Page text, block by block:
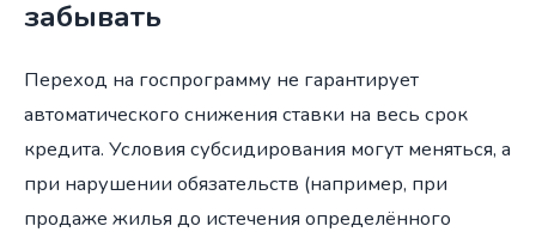
забывать
Переход на госпрограмму не гарантирует
автоматического снижения ставки на весь срок
кредита. Условия субсидирования могут меняться, а
при нарушении обязательств (например, при
продаже жилья до истечения определённого